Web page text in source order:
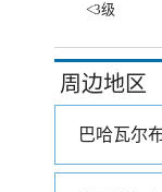
<3级
周边地区
巴哈瓦尔